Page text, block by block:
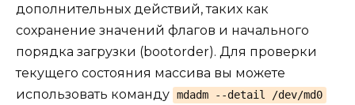
дополнительных действий, таких как
сохранение значений флагов и начального
порядка загрузки (bootorder). Для проверки
текущего состояния массива вы можете
использовать команду mdadm --detail /dev/md0